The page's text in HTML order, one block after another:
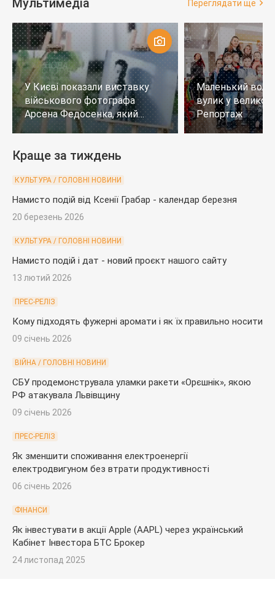
Мультимедіа Переглядати ще
У Києві показали виставку
військового фотографа
Арсена Федосенка, який
загинув на війні
Маленький
вулик у
Репортаж
Краще за тиждень
КУЛЬТУРА / ГОЛОВНІ НОВИНИ
Намисто подій від Ксенії Грабар - календар березня
20 березень 2026
КУЛЬТУРА / ГОЛОВНІ НОВИНИ
Намисто подій і дат - новий проєкт нашого сайту
13 лютий 2026
ПРЕС-РЕЛІЗ
Кому підходять фужерні аромати і як їх правильно носити
09 січень 2026
ВІЙНА / ГОЛОВНІ НОВИНИ
СБУ продемонструвала уламки ракети «Орєшнік», якою
РФ атакувала Львівщину
09 січень 2026
ПРЕС-РЕЛІЗ
Як зменшити споживання електроенергії
електродвигуном без втрати продуктивності
06 січень 2026
ФІНАНСИ
Як інвестувати в акції Apple (AAPL) через український
Кабінет Інвестора БТС Брокер
24 листопад 2025